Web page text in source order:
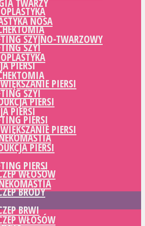
SZYI
PIERSI
PIERSI
PIERSI
PIERSI
WŁOSÓW
BRODY
BRWI
TWARZY
NOSA
SZYJNO-TWARZOWY
SZYI
PIERSI
PIERSI
PIERSI
PIERSI
WŁOSÓW